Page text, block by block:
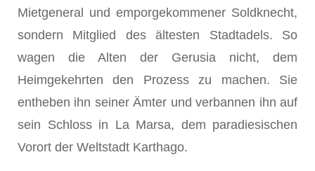
Mietgeneral und emporgekommener Soldknecht,
sondern Mitglied des ältesten Stadtadels. So
wagen die Alten der Gerusia nicht, dem
Heimgekehrten den Prozess zu machen. Sie
entheben ihn seiner Ämter und verbannen ihn auf
sein Schloss in La Marsa, dem paradiesischen
Vorort der Weltstadt Karthago.